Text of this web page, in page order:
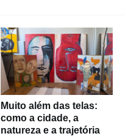
Muito além das telas:
como a cidade, a
natureza e a trajetória